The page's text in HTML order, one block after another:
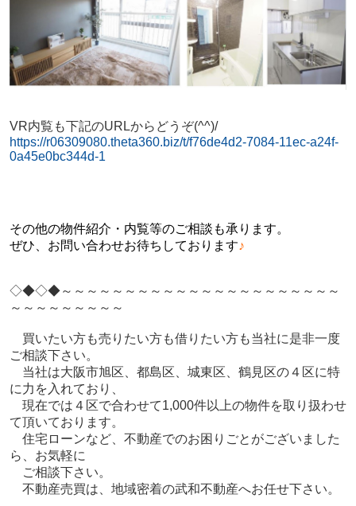
VR内覧も下記のURLからどうぞ(^^)/
https://r06309080.theta360.biz/t/f76de4d2-7084-11ec-a24f-
0a45e0bc344d-1
その他の物件紹介・内覧等のご相談も承ります。
ぜひ、お問い合わせお待ちしております♪
◇◆◇◆～～～～～～～～～～～～～～～～～～～～～～
～～～～～～～～～
買いたい方も売りたい方も借りたい方も当社に是非一度
ご相談下さい。
当社は大阪市旭区、都島区、城東区、鶴見区の４区に特
に力を入れており、
現在では４区で合わせて1,000件以上の物件を取り扱わせ
て頂いております。
住宅ローンなど、不動産でのお困りごとがございました
ら、お気軽に
ご相談下さい。
不動産売買は、地域密着の武和不動産へお任せ下さい。